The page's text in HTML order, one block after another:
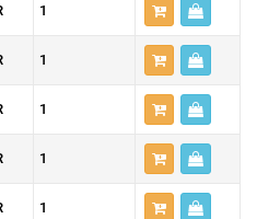
1
1
1
1
1